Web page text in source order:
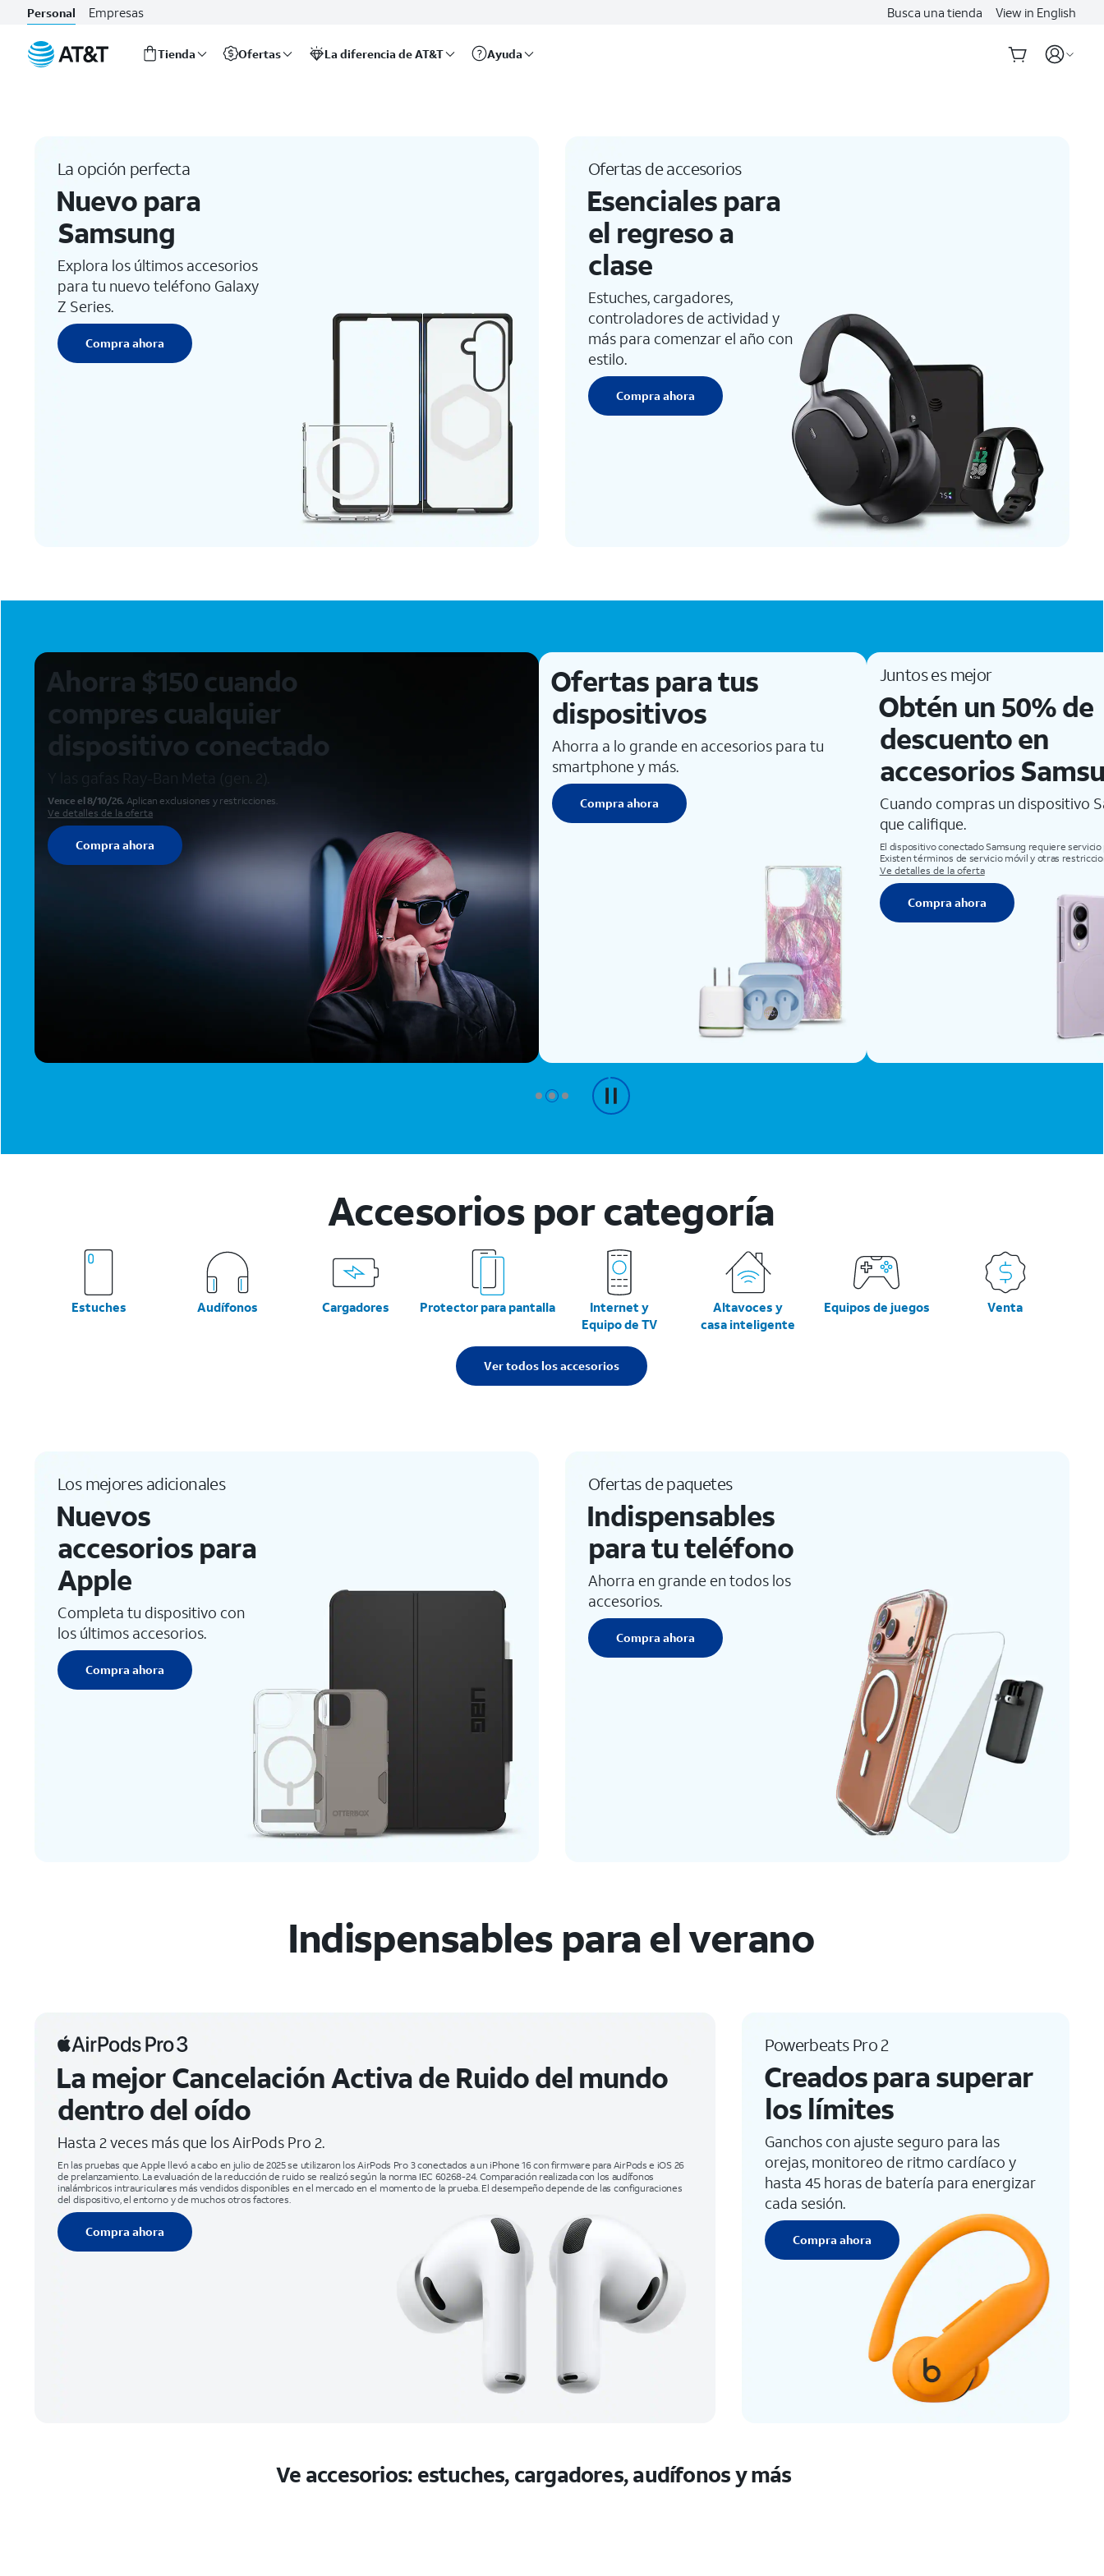
Personal Empresas Busca una tienda View in English
Tienda Ofertas La diferencia de AT&T Ayuda
Accesorios para teléfonos y dispositivos: estuches, AirPods y más | AT&T
La opción perfecta
Nuevo para
Samsung
Explora los últimos accesorios
para tu nuevo teléfono Galaxy
Z Series.
Compra ahora
Ofertas de accesorios
Esenciales para
el regreso a
clase
Estuches, cargadores,
controladores de actividad y
más para comenzar el año con
estilo.
Compra ahora
Ahorra $150 cuando
compres cualquier
dispositivo conectado
Y las gafas Ray-Ban Meta (gen. 2).
Vence el 8/10/26. Aplican exclusiones y restricciones.
Ve detalles de la oferta
Compra ahora
Ofertas para tus
dispositivos
Ahorra a lo grande en accesorios para tu
smartphone y más.
Compra ahora
Juntos es mejor
Obtén un 50% de
descuento en
accesorios
Cuando compras un dispositivo
que califique.
El dispositivo conectado Samsung requiere servicio
Existen términos de servicio móvil y otras
Ve detalles de la oferta
Compra ahora
Accesorios por categoría
Estuches Audífonos Cargadores Protector para pantalla
Internet y
Equipo de TV
Altavoces y
casa inteligente
Equipos de juegos Venta
Ver todos los accesorios
Los mejores adicionales
Nuevos
accesorios para
Apple
Completa tu dispositivo con
los últimos accesorios.
Compra ahora
Ofertas de paquetes
Indispensables
para tu teléfono
Ahorra en grande en todos los
accesorios.
Compra ahora
Indispensables para el verano
La mejor Cancelación Activa de Ruido del mundo
dentro del oído
Hasta 2 veces más que los AirPods Pro 2.
En las pruebas que Apple llevó a cabo en julio de 2025 se utilizaron los AirPods Pro 3 conectados a un iPhone 16 con firmware para AirPods e iOS 26
de prelanzamiento. La evaluación de la reducción de ruido se realizó según la norma IEC 60268-24. Comparación realizada con los audífonos
inalámbricos intrauriculares más vendidos disponibles en el mercado en el momento de la prueba. El desempeño depende de las configuraciones
del dispositivo, el entorno y de muchos otros factores.
Compra ahora
Powerbeats Pro 2
Creados para superar
los límites
Ganchos con ajuste seguro para las
orejas, monitoreo de ritmo cardíaco y
hasta 45 horas de batería para energizar
cada sesión.
Compra ahora
Ve accesorios: estuches, cargadores, audífonos y más